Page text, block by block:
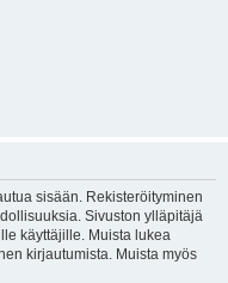
sisään. Rekisteröityminen
Sivuston ylläpitäjä
käyttäjille. Muista lukea
kirjautumista. Muista myös